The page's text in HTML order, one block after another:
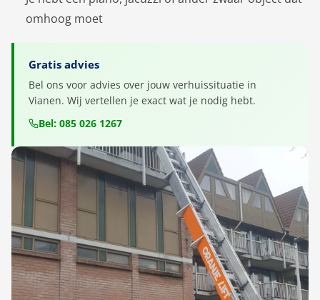
omhoog moet
Gratis advies
Bel ons voor advies over jouw verhuissituatie in
Vianen. Wij vertellen je exact wat je nodig hebt.
Bel: 085 026 1267